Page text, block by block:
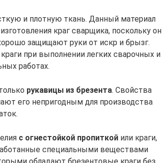
и плотную ткань. Данный материал
краг сварщика, поскольку он
защищают руки от искр и брызг.
при выполнении легких сварочных и
работах.
рукавицы из брезента. Свойства
его непригодным для производства
с огнестойкой пропиткойили краги,
специальными веществами
обладают брезентовые краги без